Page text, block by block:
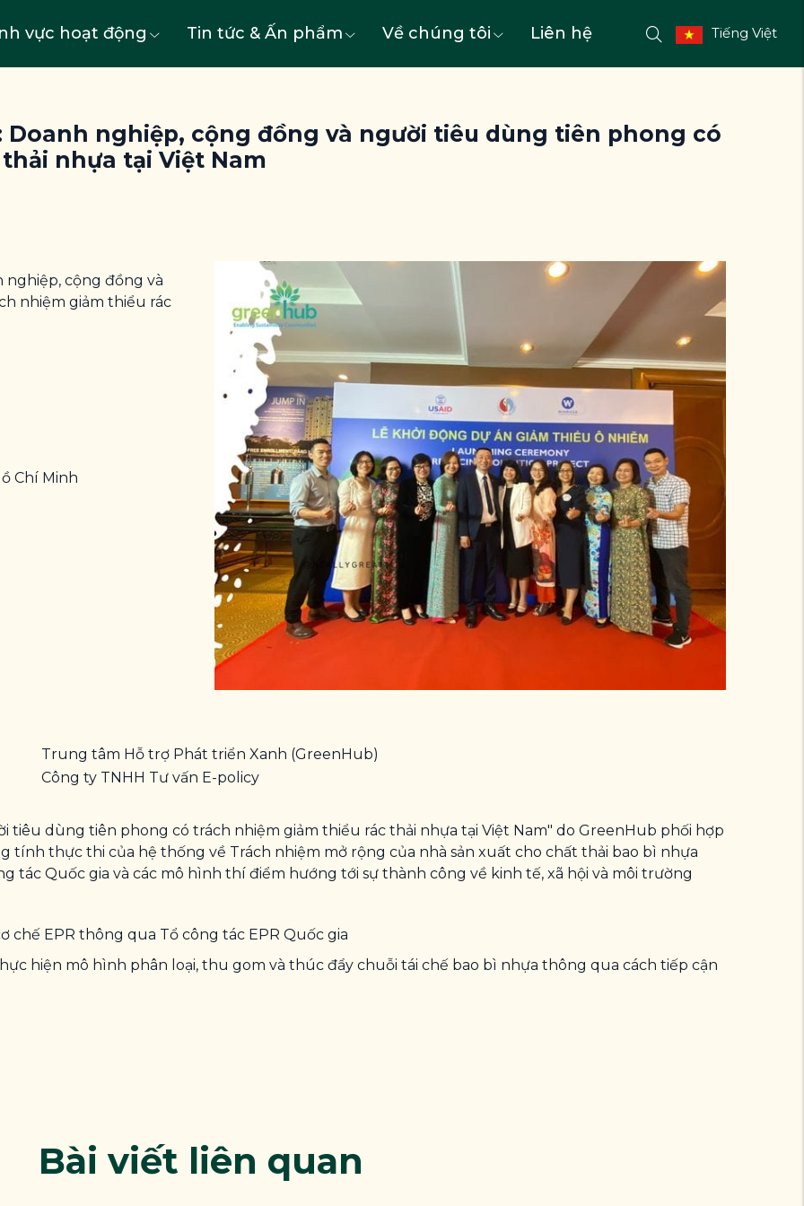
vực hoạt động Tin tức & Ấn phẩm Về chúng tôi Liên hệ Tiếng Việt
nghiệp, cộng đồng và người tiêu dùng tiên phong có
nhựa tại Việt Nam
nghiệp, cộng đồng và
nhiệm giảm thiểu rác
Chí Minh
Trung tâm Hỗ trợ Phát triển Xanh (GreenHub)
Công ty TNHH Tư vấn E-policy
tiêu dùng tiên phong có trách nhiệm giảm thiểu rác thải nhựa tại Việt Nam" do GreenHub phối hợp
tính thực thi của hệ thống về Trách nhiệm mở rộng của nhà sản xuất cho chất thải bao bì nhựa
tác Quốc gia và các mô hình thí điểm hướng tới sự thành công về kinh tế, xã hội và môi trường
EPR thông qua Tổ công tác EPR Quốc gia
hiện mô hình phân loại, thu gom và thúc đẩy chuỗi tái chế bao bì nhựa thông qua cách tiếp cận
Bài viết liên quan